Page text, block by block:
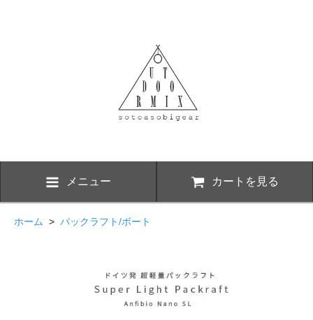
メニュー カートを見る
ホーム > パックラフト/ボート